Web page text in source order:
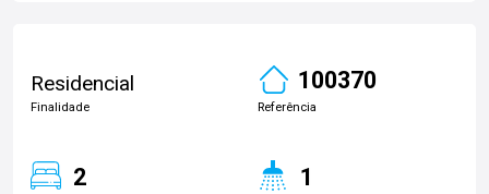
Residencial
Finalidade
100370
Referência
2 1